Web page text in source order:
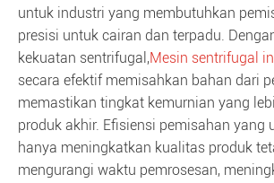
untuk industri yang membutuhkan
presisi untuk cairan dan terpadu.
kekuatan sentrifugal,Mesin sentrifugal
secara efektif memisahkan bahan dari
memastikan tingkat kemurnian yang
produk akhir. Efisiensi pemisahan yang
hanya meningkatkan kualitas produk
mengurangi waktu pemrosesan,